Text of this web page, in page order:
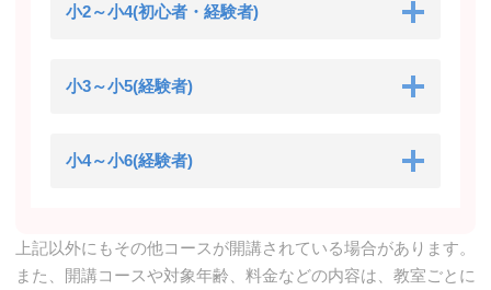
小2～小4(初心者・経験者)
小3～小5(経験者)
小4～小6(経験者)
上記以外にもその他コースが開講されている場合があります。
また、開講コースや対象年齢、料金などの内容は、教室ごとに